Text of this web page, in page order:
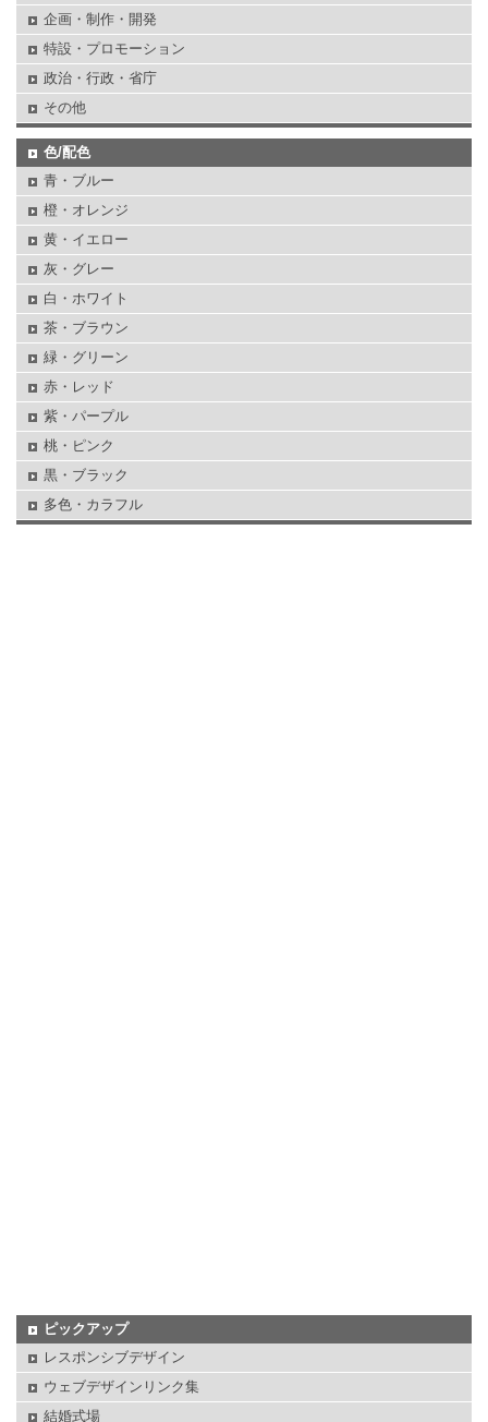
企画・制作・開発
特設・プロモーション
政治・行政・省庁
その他
色/配色
青・ブルー
橙・オレンジ
黄・イエロー
灰・グレー
白・ホワイト
茶・ブラウン
緑・グリーン
赤・レッド
紫・パープル
桃・ピンク
黒・ブラック
多色・カラフル
ピックアップ
レスポンシブデザイン
ウェブデザインリンク集
結婚式場